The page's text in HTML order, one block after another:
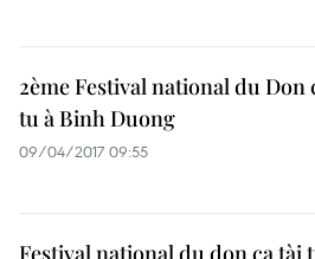
2ème Festival national du Don
tu à Binh Duong
09/04/2017 09:55
Festival national du don ca tài